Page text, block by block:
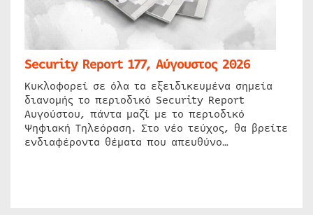
Security Report 177, Αύγουστος 2026
Κυκλοφορεί σε όλα τα εξειδικευμένα σημεία
διανομής το περιοδικό Security Report
Αυγούστου, πάντα μαζί με το περιοδικό
Ψηφιακή Τηλεόραση. Στο νέο τεύχος, θα βρείτε
ενδιαφέροντα θέματα που απευθύνο…